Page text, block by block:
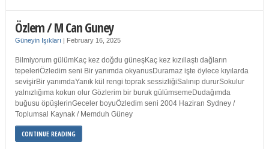
Özlem / M Can Guney
Güneyin Işıkları | February 16, 2025
Bilmiyorum gülümKaç kez doğdu güneşKaç kez kızıllaştı dağların
tepeleriÖzledim seni Bir yanımda okyanusDuramaz işte öylece kıyılarda
sevişirBir yanımdaYanık kül rengi toprak sessizliğiSalınıp dururSokulur
yalnızlığıma kokun olur Gözlerim bir buruk gülümsemeDudağımda
buğusu öpüşlerinGeceler boyuÖzledim seni 2004 Haziran Sydney /
Toplumsal Kaynak / Memduh Güney
CONTINUE READING